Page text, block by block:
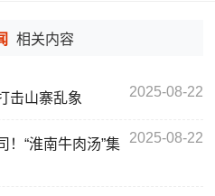
相关内容
击山寨乱象 2025-08-22
！“淮南牛肉汤”集
2025-08-22